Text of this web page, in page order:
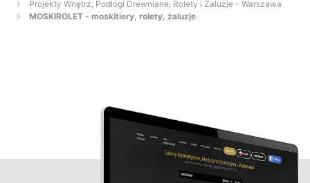
Projekty Wnętrz, Podłogi Drewniane, Rolety i Żaluzje - Warszawa
MOSKIROLET - moskitiery, rolety, żaluzje